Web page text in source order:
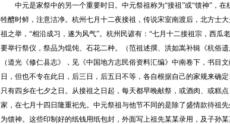
中元是家祭中的另一个重要时日。中元祭祖称为“接祖”或“馈神”，
牲醴时鲜，注意洁净。杭州七月十二夜接祖，传说宋室南渡后，北方士
祖之举，“相沿成习，遂为风气”。杭州民谚有：“七月十二接祖宗，西
要举行祭仪，祭品为馄饨、石花二种。（范祖述撰、洪如嵩补辑《杭俗
（道光《修仁县志》，见《中国地方志民俗资料汇编》中南卷下，书目
日，但也不专在此日，后三日，后五日不等，各自根据自己的家规来确
只有四乡在七夕之日。从接祖之日起，每天都早晚献祭，或酒肉、或糕
家，在七月十四日隆重祀先。中元祭祖与他节不同的是除了盛情款待祖
为馈神。这些印制好的纸钱用纸包封，外面写上祖先某某录用，及子孙